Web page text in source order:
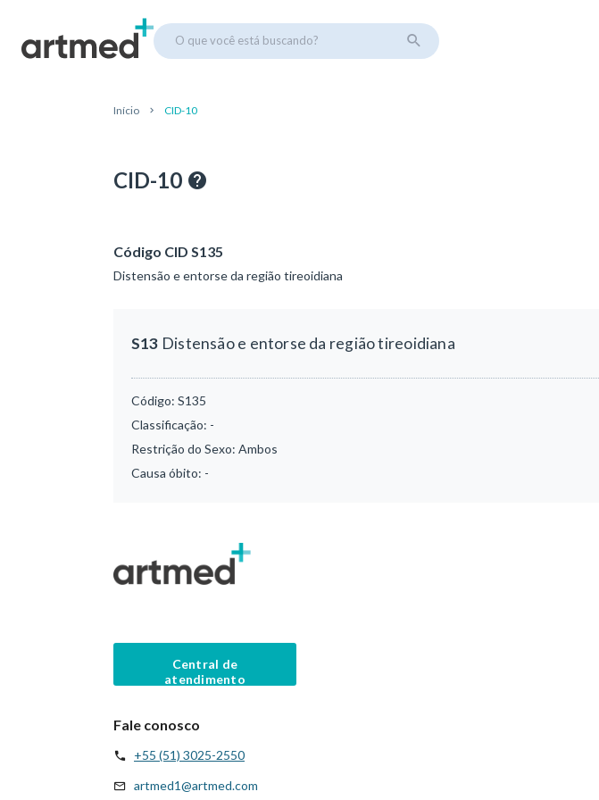
O que você está buscando?
Início CID-10
CID-10
Código CID S135
Distensão e entorse da região tireoidiana
S13 Distensão e entorse da região tireoidiana
Código: S135
Classificação: -
Restrição do Sexo: Ambos
Causa óbito: -
Central de
atendimento
Fale conosco
+55 (51) 3025-2550
artmed1@artmed.com